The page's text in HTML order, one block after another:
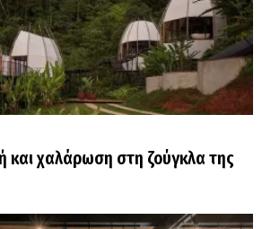
και χαλάρωση στη ζούγκλα της